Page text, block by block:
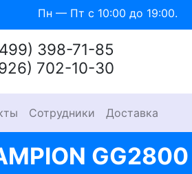
Пн — Пт с 10:00 до 19:00.
398-71-85
702-10-30
Сотрудники Доставка
GG2800